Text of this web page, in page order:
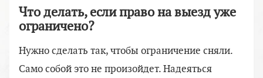
Что делать, если право на выезд уже
ограничено?
Нужно сделать так, чтобы ограничение сняли.
Само собой это не произойдет. Надеяться